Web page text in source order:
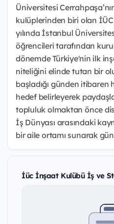
Üniversitesi
kulüplerinden biri olan
yılında İstanbul
öğrencileri tarafından
dönemde Türkiye'nin ilk
niteliğini elinde tutan bir
başladığı günden
hedef belirleyerek
topluluk olmaktan önce
İş Dünyası arasındaki
bir aile ortamı sunarak
İüc İnşaat Kulübü İş ve